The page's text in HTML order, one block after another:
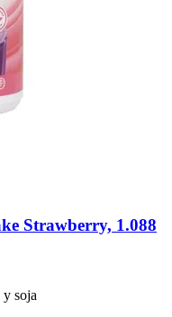
Strawberry, 1.088
y soja